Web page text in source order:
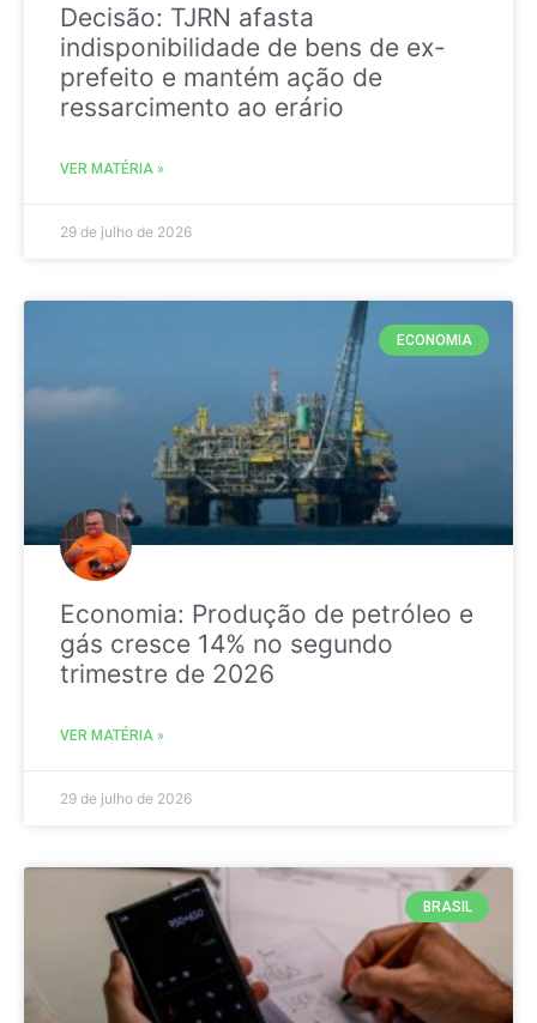
Decisão: TJRN afasta
indisponibilidade de bens de ex-
prefeito e mantém ação de
ressarcimento ao erário
VER MATÉRIA »
29 de julho de 2026
ECONOMIA
Economia: Produção de petróleo e
gás cresce 14% no segundo
trimestre de 2026
VER MATÉRIA »
29 de julho de 2026
BRASIL